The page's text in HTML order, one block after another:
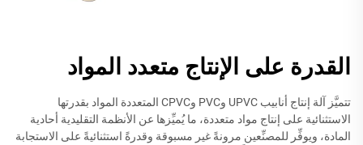
القدرة على الإنتاج متعدد المواد
تتميَّز آلة إنتاج أنابيب UPVC وPVC وCPVC المتعددة المواد بقدرتها
الاستثنائية على إنتاج مواد متعددة، ما يُميِّزها عن الأنظمة التقليدية أحادية
المادة، ويوفِّر للمصنِّعين مرونةً غير مسبوقة وقدرةً استثنائيةً على الاستجابة